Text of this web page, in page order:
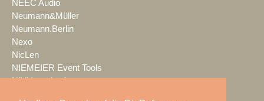
NEEC Audio
Neumann&Müller
Neumann.Berlin
Nexo
NicLen
NIEMEIER Event Tools
NIYU.productions